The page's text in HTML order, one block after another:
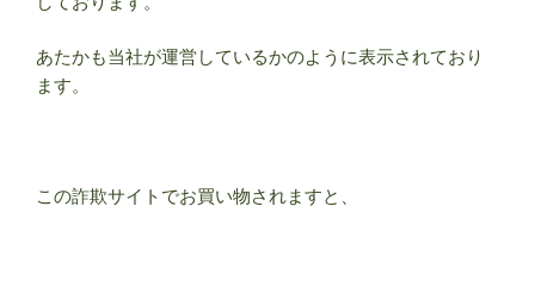
あたかも当社が運営しているかのように表示されており
ます。
この詐欺サイトでお買い物されますと、